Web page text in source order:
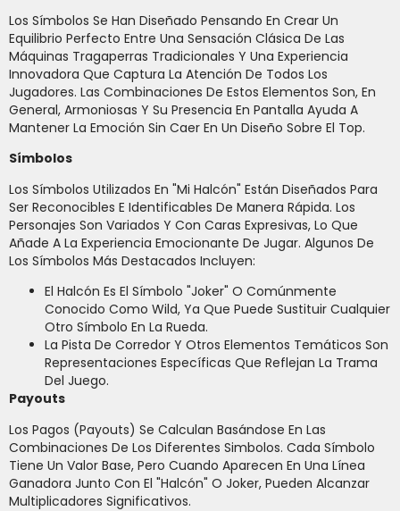
Los Símbolos Se Han Diseñado Pensando En Crear Un
Equilibrio Perfecto Entre Una Sensación Clásica De Las
Máquinas Tragaperras Tradicionales Y Una Experiencia
Innovadora Que Captura La Atención De Todos Los
Jugadores. Las Combinaciones De Estos Elementos Son, En
General, Armoniosas Y Su Presencia En Pantalla Ayuda A
Mantener La Emoción Sin Caer En Un Diseño Sobre El Top.
Símbolos
Los Símbolos Utilizados En "Mi Halcón" Están Diseñados Para
Ser Reconocibles E Identificables De Manera Rápida. Los
Personajes Son Variados Y Con Caras Expresivas, Lo Que
Añade A La Experiencia Emocionante De Jugar. Algunos De
Los Símbolos Más Destacados Incluyen:
El Halcón Es El Símbolo "Joker" O Comúnmente
Conocido Como Wild, Ya Que Puede Sustituir Cualquier
Otro Símbolo En La Rueda.
La Pista De Corredor Y Otros Elementos Temáticos Son
Representaciones Específicas Que Reflejan La Trama
Del Juego.
Payouts
Los Pagos (payouts) Se Calculan Basándose En Las
Combinaciones De Los Diferentes Simbolos. Cada Símbolo
Tiene Un Valor Base, Pero Cuando Aparecen En Una Línea
Ganadora Junto Con El "Halcón" O Joker, Pueden Alcanzar
Multiplicadores Significativos.